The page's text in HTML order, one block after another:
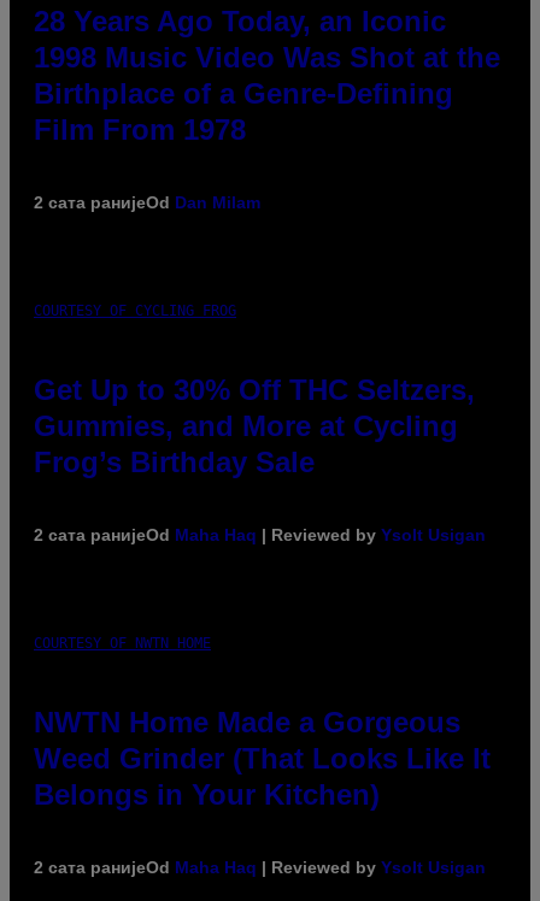
28 Years Ago Today, an Iconic
1998 Music Video Was Shot at the
Birthplace of a Genre-Defining
Film From 1978
2 сата ранијеOd Dan Milam
COURTESY OF CYCLING FROG
Get Up to 30% Off THC Seltzers,
Gummies, and More at Cycling
Frog’s Birthday Sale
2 сата ранијеOd Maha Haq | Reviewed by Ysolt Usigan
COURTESY OF NWTN HOME
NWTN Home Made a Gorgeous
Weed Grinder (That Looks Like It
Belongs in Your Kitchen)
2 сата ранијеOd Maha Haq | Reviewed by Ysolt Usigan